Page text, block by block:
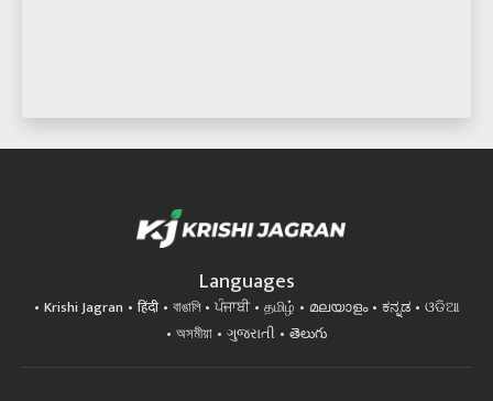
Languages
Krishi Jagran हिंदी বাঙালি ਪੰਜਾਬੀ தமிழ் മലയാളം ಕನ್ನಡ
ଓଡିଆ
অসমীয়া
ગુજરાતી తెలుగు